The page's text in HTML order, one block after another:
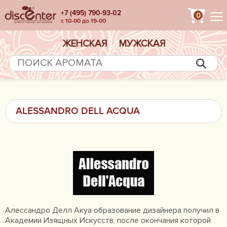
+7 (495) 790-93-02
с 10-00 до 19-00
0
ЖЕНСКАЯ МУЖСКАЯ
ALESSANDRO DELL ACQUA
Алессандро Делл Акуа образование дизайнера получил в
Академии Изящных Искусств, после окончания которой